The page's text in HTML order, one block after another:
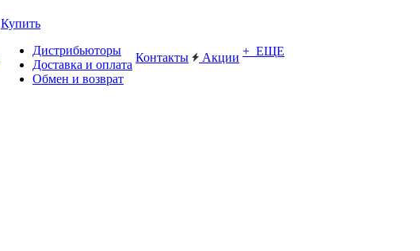
Купить
Дистрибьюторы
Доставка и оплата
Обмен и возврат
Контакты Акции + ЕЩЕ